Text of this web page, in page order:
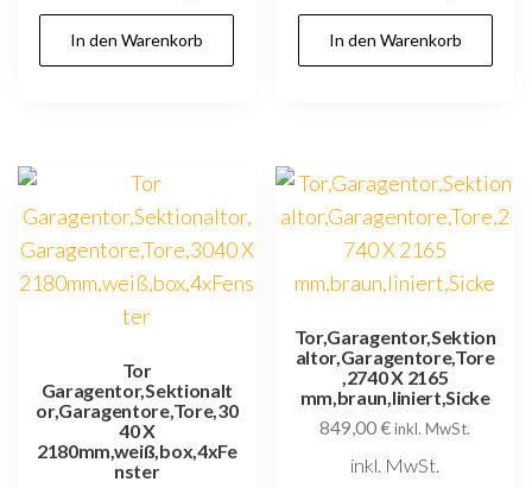
In den Warenkorb In den Warenkorb
Tor
Garagentor,Sektionalt
or,Garagentore,Tore,30
40 X
2180mm,weiß,box,4xFe
nster
Tor,Garagentor,Sektion
altor,Garagentore,Tore
,2740 X 2165
mm,braun,liniert,Sicke
849,00€inkl. MwSt.
inkl. MwSt.